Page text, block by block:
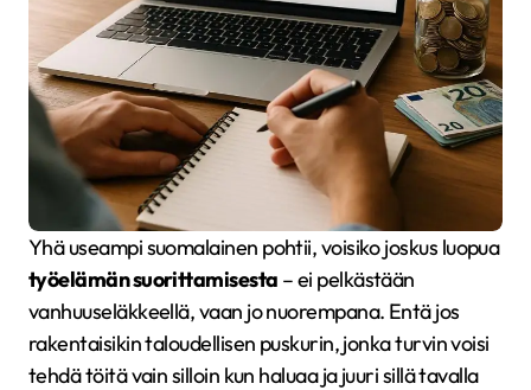
Yhä useampi suomalainen pohtii, voisiko joskus luopua
työelämän suorittamisesta – ei pelkästään
vanhuuseläkkeellä, vaan jo nuorempana. Entä jos
rakentaisikin taloudellisen puskurin, jonka turvin voisi
tehdä töitä vain silloin kun haluaa ja juuri sillä tavalla